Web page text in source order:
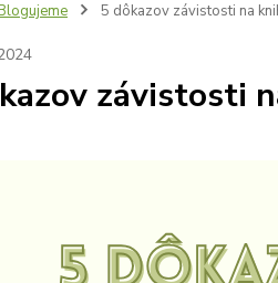
5 dôkazov závistosti na
závistosti